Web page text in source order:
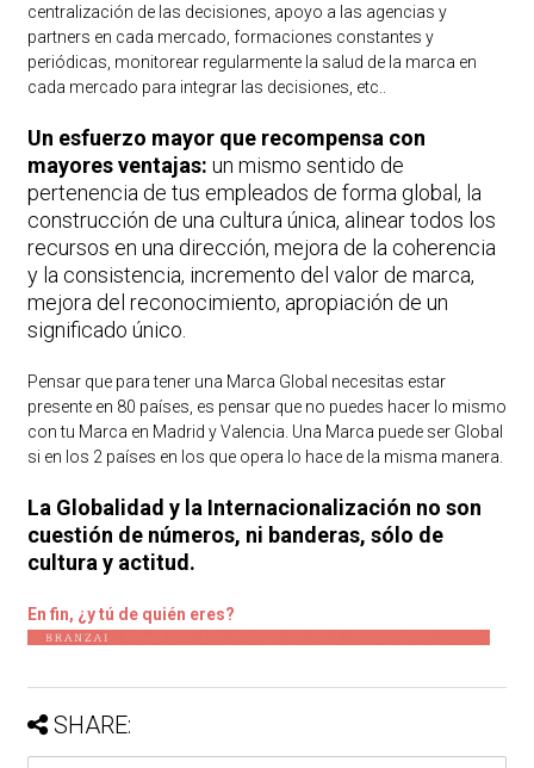
centralización de las decisiones, apoyo a las agencias y
partners en cada mercado, formaciones constantes y
periódicas, monitorear regularmente la salud de la marca en
cada mercado para integrar las decisiones, etc..
Un esfuerzo mayor que recompensa con
mayores ventajas: un mismo sentido de
pertenencia de tus empleados de forma global, la
construcción de una cultura única, alinear todos los
recursos en una dirección, mejora de la coherencia
y la consistencia, incremento del valor de marca,
mejora del reconocimiento, apropiación de un
significado único.
Pensar que para tener una Marca Global necesitas estar
presente en 80 países, es pensar que no puedes hacer lo mismo
con tu Marca en Madrid y Valencia. Una Marca puede ser Global
si en los 2 países en los que opera lo hace de la misma manera.
La Globalidad y la Internacionalización no son
cuestión de números, ni banderas, sólo de
cultura y actitud.
En fin, ¿y tú de quién eres?
SHARE: